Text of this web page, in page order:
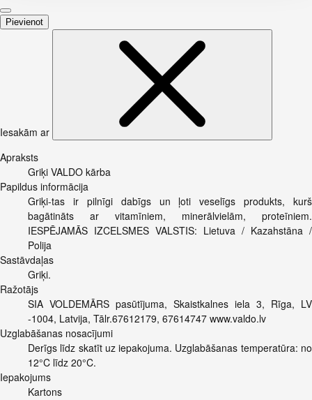
Pievienot
Iesakām ar
Apraksts
Griķi VALDO kārba
Papildus informācija
Griķi-tas ir pilnīgi dabīgs un ļoti veselīgs produkts, kurš
bagātināts ar vitamīniem, minerālvielām, proteīniem.
IESPĒJAMĀS IZCELSMES VALSTIS: Lietuva / Kazahstāna /
Polija
Sastāvdaļas
Griķi.
Ražotājs
SIA VOLDEMĀRS pasūtījuma, Skaistkalnes iela 3, Rīga, LV
-1004, Latvija, Tālr.67612179, 67614747 www.valdo.lv
Uzglabāšanas nosacījumi
Derīgs līdz skatīt uz iepakojuma. Uzglabāšanas temperatūra: no
12°C līdz 20°C.
Iepakojums
Kartons